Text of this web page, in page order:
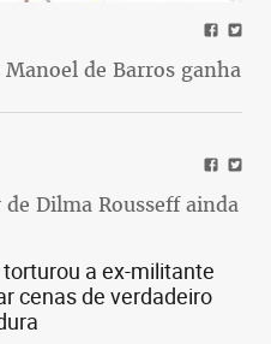
de Barros ganha
Dilma Rousseff ainda
a ex-militante
cenas de verdadeiro